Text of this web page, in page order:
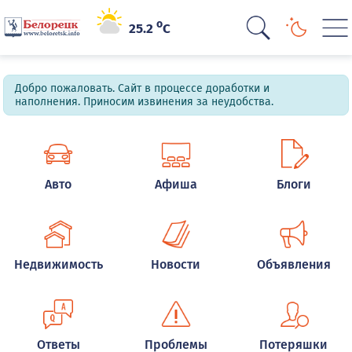
25.2oC
Добро пожаловать. Сайт в процессе доработки и
наполнения. Приносим извинения за неудобства.
Авто Афиша Блоги
Недвижимость Новости Объявления
Ответы Проблемы Потеряшки